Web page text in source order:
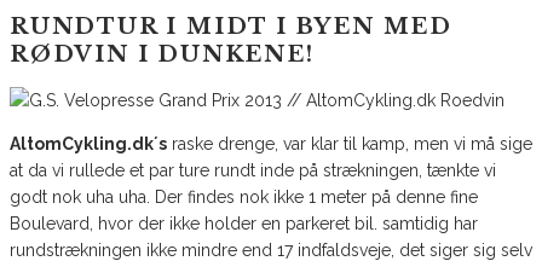
RUNDTUR I MIDT I BYEN MED
RØDVIN I DUNKENE!
AltomCykling.dk´s raske drenge, var klar til kamp, men vi må sige
at da vi rullede et par ture rundt inde på strækningen, tænkte vi
godt nok uha uha. Der findes nok ikke 1 meter på denne fine
Boulevard, hvor der ikke holder en parkeret bil. samtidig har
rundstrækningen ikke mindre end 17 indfaldsveje, det siger sig selv